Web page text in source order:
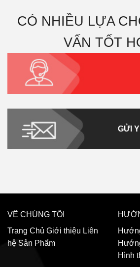
CÓ NHIỀU LỰA
VẤN TỐT
GỬI
VỀ CHÚNG TÔI
Trang Chủ Giới thiệu Liên
hệ Sản Phẩm
Hình